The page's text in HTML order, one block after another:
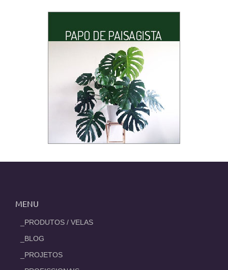
MENU
_PRODUTOS / VELAS
_BLOG
_PROJETOS